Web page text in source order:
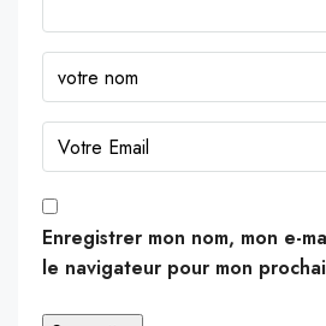
Enregistrer mon nom, mon e-
le navigateur pour mon